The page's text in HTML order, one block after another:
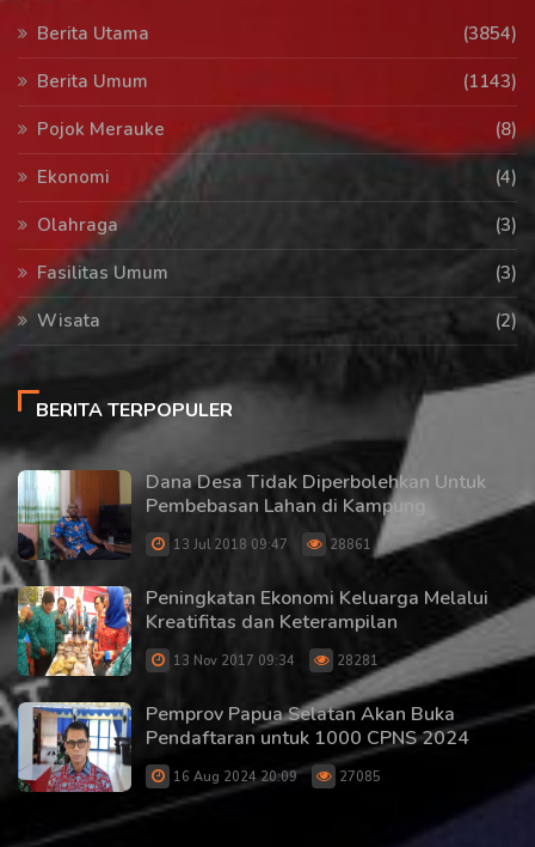
Berita Utama
(3854)
Berita Umum
(1143)
Pojok Merauke
(8)
Ekonomi
(4)
Olahraga
(3)
Fasilitas Umum
(3)
Wisata
(2)
BERITA TERPOPULER
Dana Desa Tidak Diperbolehkan Untuk
Pembebasan Lahan di Kampung
13 Jul 2018 09:47 28861
Peningkatan Ekonomi Keluarga Melalui
Kreatifitas dan Keterampilan
13 Nov 2017 09:34 28281
Pemprov Papua Selatan Akan Buka
Pendaftaran untuk 1000 CPNS 2024
16 Aug 2024 20:09 27085